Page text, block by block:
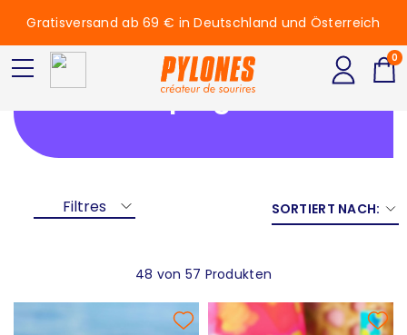
Spiegel
Filtres SORTIERT NACH:
48 von 57 Produkten
Gratisversand ab 69 € in Deutschland und Österreich
0